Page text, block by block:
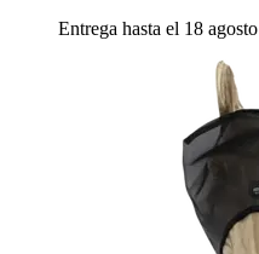
Entrega hasta el 18 agosto